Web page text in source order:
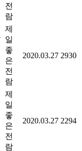
전
람
제
일
좋
은
전
람
2020.03.27 2930
제
일
좋
은
전
람
2020.03.27 2294